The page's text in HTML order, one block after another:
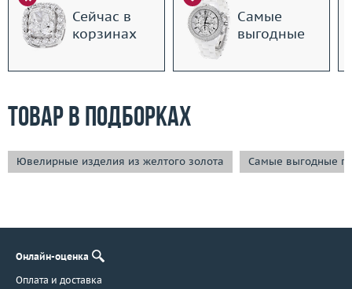
Сейчас в
корзинах
Самые
выгодные
Товар в подборках
Ювелирные изделия из желтого золота Самые выгодные
Онлайн-оценка
Оплата и доставка